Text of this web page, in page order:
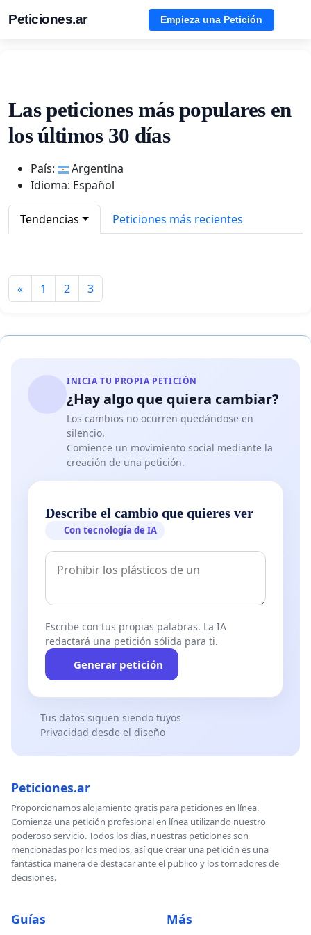
Peticiones.ar Empieza una Petición
Las peticiones más populares en
los últimos 30 días
País:
Argentina
Idioma: Español
Tendencias Peticiones más recientes
« 1 2 3
INICIA TU PROPIA PETICIÓN
¿Hay algo que quiera cambiar?
Los cambios no ocurren quedándose en
silencio.
Comience un movimiento social mediante la
creación de una petición.
Describe el cambio que quieres ver
Con tecnología de IA
Escribe con tus propias palabras. La IA
redactará una petición sólida para ti.
Generar petición
Tus datos siguen siendo tuyos
Privacidad desde el diseño
Peticiones.ar
Proporcionamos alojamiento gratis para peticiones en línea.
Comienza una petición profesional en línea utilizando nuestro
poderoso servicio. Todos los días, nuestras peticiones son
mencionadas por los medios, así que crear una petición es una
fantástica manera de destacar ante el publico y los tomadores de
decisiones.
Guías Más